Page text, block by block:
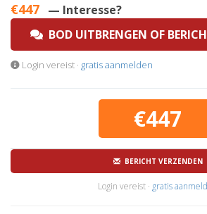
€447 — Interesse?
BOD UITBRENGEN OF
Login vereist · gratis aanmelden
€447
BERICHT VERZENDEN
Login vereist · gratis